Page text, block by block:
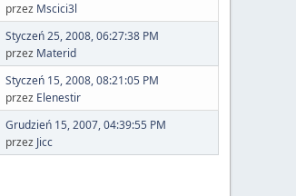
przez Mscici3l
Styczeń 25, 2008, 06:27:38 PM
przez Materid
Styczeń 15, 2008, 08:21:05 PM
przez Elenestir
Grudzień 15, 2007, 04:39:55 PM
przez Jicc